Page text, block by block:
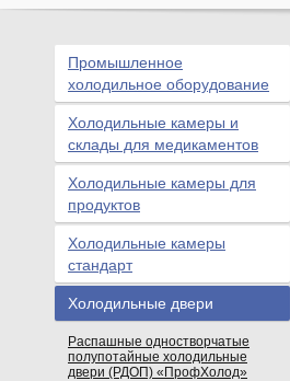
Промышленное
холодильное оборудование
Холодильные камеры и
склады для медикаментов
Холодильные камеры для
продуктов
Холодильные камеры
стандарт
Холодильные двери
Распашные одностворчатые
полупотайные холодильные
двери (РДОП) «ПрофХолод»